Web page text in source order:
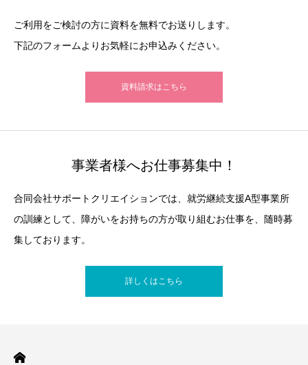
ご利用をご検討の方に資料を無料でお送りします。
下記のフォームよりお気軽にお申込みください。
資料請求はこちら
事業者様へお仕事募集中！
合同会社サポートクリエイションでは、就労継続支援A型事業所
の訓練として、障がいをお持ちの方が取り組むお仕事を、随時募
集しております。
詳しくはこちら